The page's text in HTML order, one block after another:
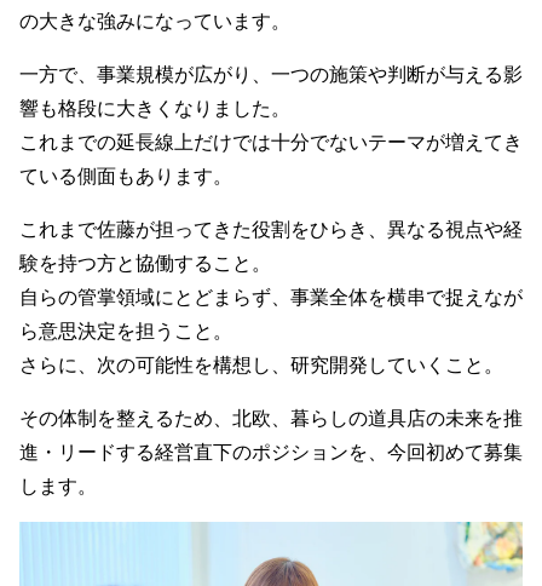
の大きな強みになっています。
一方で、事業規模が広がり、一つの施策や判断が与える影
響も格段に大きくなりました。
これまでの延長線上だけでは十分でないテーマが増えてき
ている側面もあります。
これまで佐藤が担ってきた役割をひらき、異なる視点や経
験を持つ方と協働すること。
自らの管掌領域にとどまらず、事業全体を横串で捉えなが
ら意思決定を担うこと。
さらに、次の可能性を構想し、研究開発していくこと。
その体制を整えるため、北欧、暮らしの道具店の未来を推
進・リードする経営直下のポジションを、今回初めて募集
します。